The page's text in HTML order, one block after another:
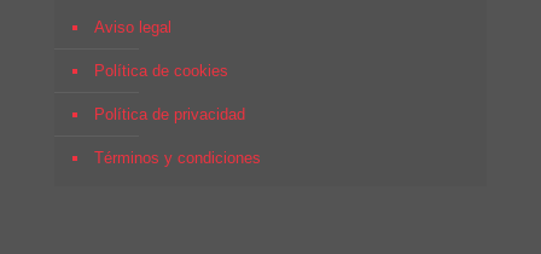
Aviso legal
Política de cookies
Política de privacidad
Términos y condiciones